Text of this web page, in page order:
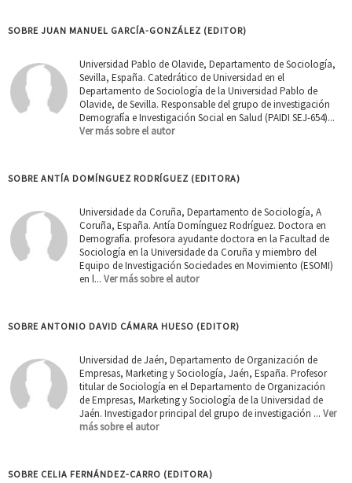
SOBRE JUAN MANUEL GARCÍA-GONZÁLEZ (EDITOR)
Universidad Pablo de Olavide, Departamento de Sociología,
Sevilla, España. Catedrático de Universidad en el
Departamento de Sociología de la Universidad Pablo de
Olavide, de Sevilla. Responsable del grupo de investigación
Demografía e Investigación Social en Salud (PAIDI SEJ-654)...
Ver más sobre el autor
SOBRE ANTÍA DOMÍNGUEZ RODRÍGUEZ (EDITORA)
Universidade da Coruña, Departamento de Sociología, A
Coruña, España. Antía Domínguez Rodríguez. Doctora en
Demografía. profesora ayudante doctora en la Facultad de
Sociología en la Universidade da Coruña y miembro del
Equipo de Investigación Sociedades en Movimiento (ESOMI)
en l... Ver más sobre el autor
SOBRE ANTONIO DAVID CÁMARA HUESO (EDITOR)
Universidad de Jaén, Departamento de Organización de
Empresas, Marketing y Sociología, Jaén, España. Profesor
titular de Sociología en el Departamento de Organización
de Empresas, Marketing y Sociología de la Universidad de
Jaén. Investigador principal del grupo de investigación ... Ver
más sobre el autor
SOBRE CELIA FERNÁNDEZ-CARRO (EDITORA)